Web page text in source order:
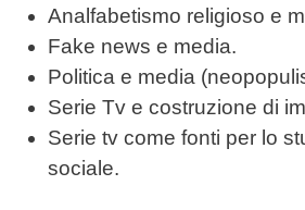
Analfabetismo religioso e
Fake news e media.
Politica e media
Serie Tv e costruzione di
Serie tv come fonti per lo
sociale.